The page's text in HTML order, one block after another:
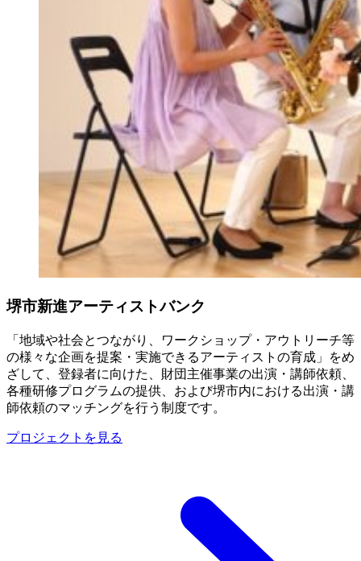
堺市新進アーティストバンク
「地域や社会とつながり、ワークショップ・アウトリーチ等
の様々な企画を提案・実施できるアーティストの育成」をめ
ざして、登録者に向けた、財団主催事業の出演・講師依頼、
各種研修プログラムの提供、および堺市内における出演・講
師依頼のマッチングを行う制度です。
プロジェクトを見る